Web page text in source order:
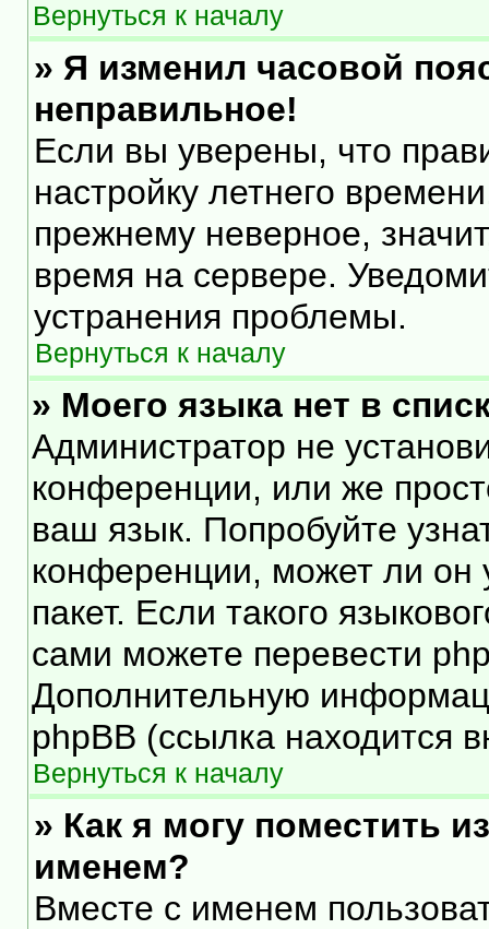
Вернуться к началу
» Я изменил часовой
неправильное!
Если вы уверены, что
настройку летнего
прежнему неверное,
время на сервере.
устранения проблемы.
Вернуться к началу
» Моего языка нет в
Администратор не
конференции, или же
ваш язык. Попробуйте
конференции, может ли он
пакет. Если такого
сами можете перевести
Дополнительную
phpBB (ссылка находится
Вернуться к началу
» Как я могу поместить
именем?
Вместе с именем